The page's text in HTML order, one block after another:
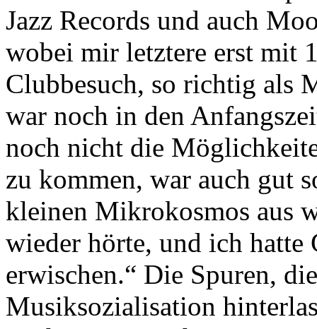
Jazz Records und auch
wobei mir letztere erst mit
Clubbesuch, so richtig als
war noch in den
noch nicht die
zu kommen, war auch gut
kleinen Mikrokosmos aus
wieder hörte, und ich
erwischen.“ Die Spuren,
Musiksozialisation